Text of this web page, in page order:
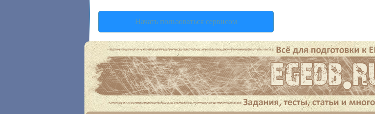
Начать пользоваться сервисом